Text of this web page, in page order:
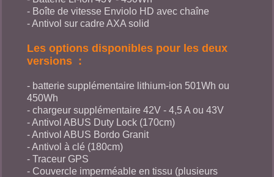
- Boîte de vitesse Enviolo HD avec chaîne
- Antivol sur cadre AXA solid
Les options disponibles pour les deux
versions :
- batterie supplémentaire lithium-ion 501Wh ou
450Wh
- chargeur supplémentaire 42V - 4,5 A ou 43V
- Antivol ABUS Duty Lock (170cm)
- Antivol ABUS Bordo Granit
- Antivol à clé (180cm)
- Traceur GPS
- Couvercle imperméable en tissu (plusieurs